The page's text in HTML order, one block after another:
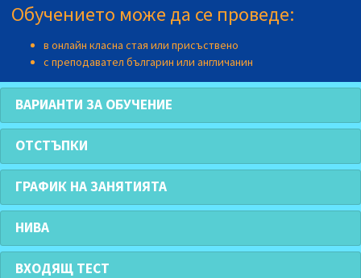
Обучението може да се проведе:
в онлайн класна стая или присъствено
с преподавател българин или англичанин
ВАРИАНТИ ЗА ОБУЧЕНИЕ
ОТСТЪПКИ
ГРАФИК НА ЗАНЯТИЯТА
НИВА
ВХОДЯЩ ТЕСТ